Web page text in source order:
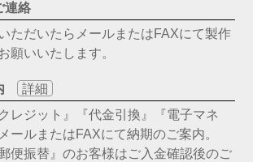
連絡
ただいたらメールまたはFAXにて製作
願いいたします。
詳細
レジット』『代金引換』『電子マネ
ールまたはFAXにて納期のご案内。
便振替』のお客様はご入金確認後のご